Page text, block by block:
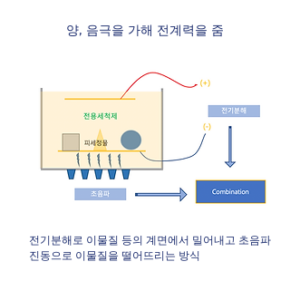
양, 음극을 가해 전계력을 줌
​전기분해로 이물질 등의 계면에서 밀어내고 초음파
진동으로 이물질을 떨어뜨리는 방식